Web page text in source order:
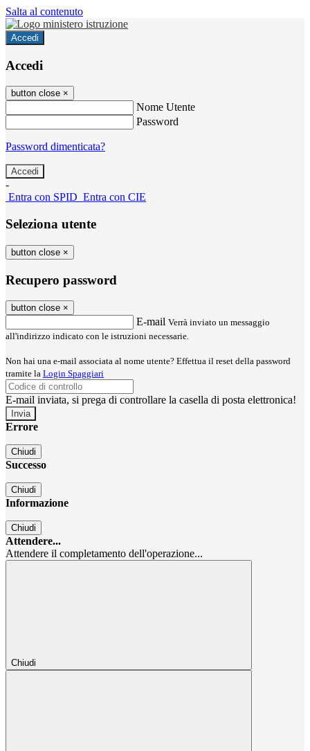
Salta al contenuto
Accedi
Accedi
button close ×
Nome Utente
Password
Password dimenticata?
-
Entra con SPID Entra con CIE
Seleziona utente
button close ×
Recupero password
button close ×
E-mail Verrà inviato un messaggio
all'indirizzo indicato con le istruzioni necessarie.
Non hai una e-mail associata al nome utente? Effettua il reset della password
tramite la Login Spaggiari
E-mail inviata, si prega di controllare la casella di posta elettronica!
Errore
Chiudi
Successo
Chiudi
Informazione
Chiudi
Attendere...
Attendere il completamento dell'operazione...
Chiudi